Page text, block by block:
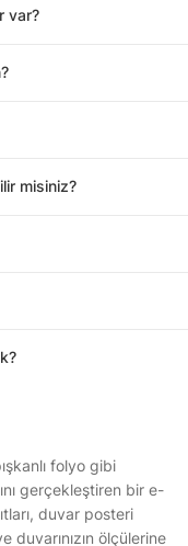
var?
misiniz?
folyo gibi
gerçekleştiren bir e-
duvar posteri
duvarınızın ölçülerine